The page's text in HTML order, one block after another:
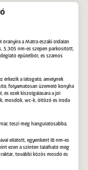
órányira a Mátra északi oldalán
5.305 nm-es szépen parkosított,
épületből, és számos
a látogató, amelynek
folyamatosan üzemelő konyha
és ezek kiszolgálására a jól
mosdók, wc-k, öltöző és iroda
teszi még hangulatosabbá.
ellátott, egyenként 18 nm-es
ezen a szinten található még
további közös mosdó és